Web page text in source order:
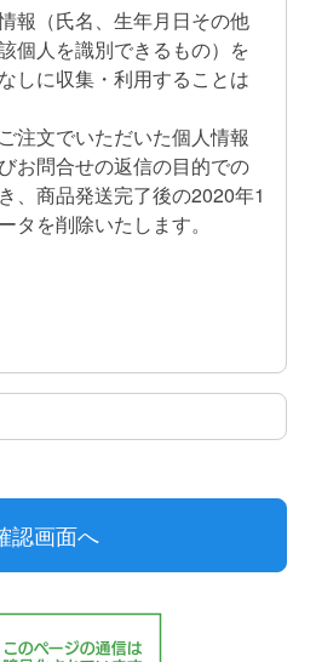
報（氏名、生年月日その他
個人を識別できるもの）を
しに収集・利用することは
注文でいただいた個人情報
お問合せの返信の目的での
、商品発送完了後の2020年1
タを削除いたします。